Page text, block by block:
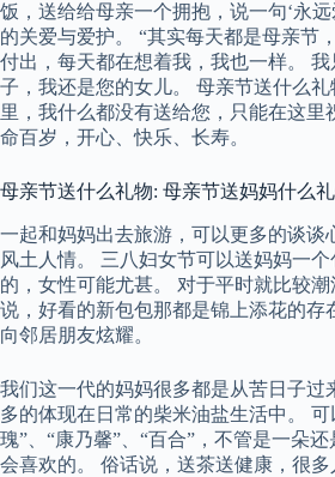
饭，送给给母亲一个拥抱，说一句‘永
的关爱与爱护。 “其实每天都是母亲节
付出，每天都在想着我，我也一样。
子，我还是您的女儿。 母亲节送什么礼
里，我什么都没有送给您，只能在这里
命百岁，开心、快乐、长寿。
母亲节送什么礼物: 母亲节送妈妈什么
一起和妈妈出去旅游，可以更多的谈谈
风土人情。 三八妇女节可以送妈妈一
的，女性可能尤甚。 对于平时就比较
说，好看的新包包那都是锦上添花的存
向邻居朋友炫耀。
我们这一代的妈妈很多都是从苦日子过
多的体现在日常的柴米油盐生活中。
瑰”、“康乃馨”、“百合”，不管是一朵
会喜欢的。 俗话说，送茶送健康，很